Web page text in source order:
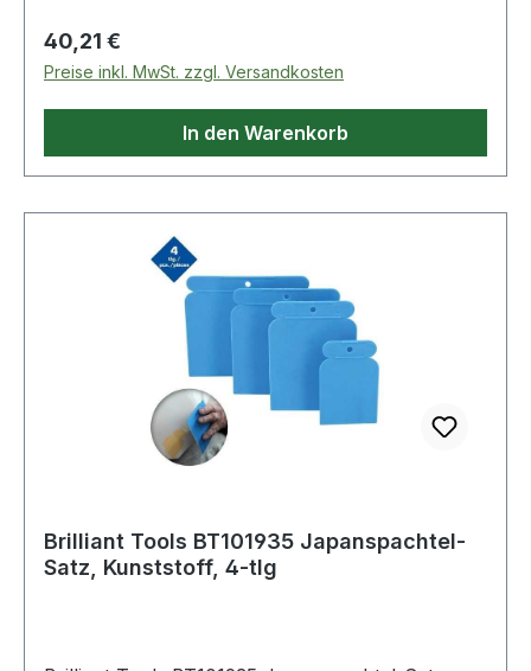
l: 254mm · Ø d: 20mm · h: 70mm
Regulärer Preis:
40,21 €
Preise inkl. MwSt. zzgl. Versandkosten
In den Warenkorb
Brilliant Tools BT101935 Japanspachtel-
Satz, Kunststoff, 4-tlg